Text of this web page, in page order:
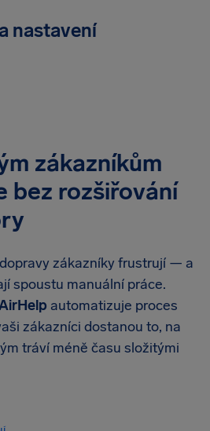
nastavení
zákazníkům
bez rozšiřování
zákazníky frustrují — a
spoustu manuální práce.
automatizuje proces
zákazníci dostanou to, na
tráví méně času složitými